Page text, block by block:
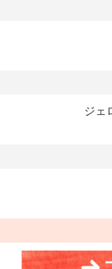
ジェ